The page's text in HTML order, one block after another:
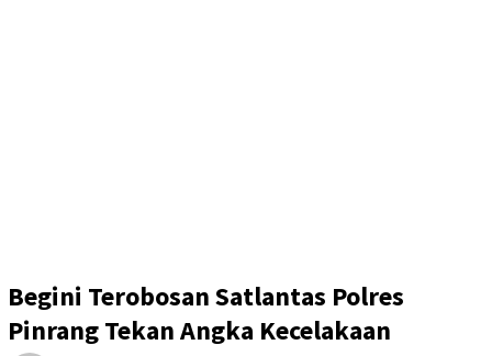
Begini Terobosan Satlantas Polres
Pinrang Tekan Angka Kecelakaan